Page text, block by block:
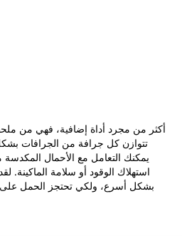
يمكنك التعامل مع الأحمال
استهلاك الوقود أو سلامة الماكينة.
بشكل أسرع، ولكي تحتجز الحمل